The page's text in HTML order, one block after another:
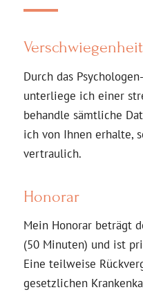
Durch das
unterliege ich einer
behandle sämtliche
ich von Ihnen erhalte,
vertraulich.
Honorar
Mein Honorar beträgt
(50 Minuten) und ist
Eine teilweise
gesetzlichen